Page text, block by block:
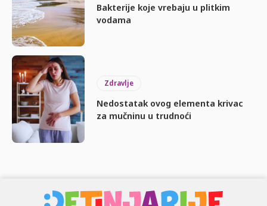
Bakterije koje vrebaju u plitkim
vodama
Zdravlje
Nedostatak ovog elementa krivac
za mučninu u trudnoći